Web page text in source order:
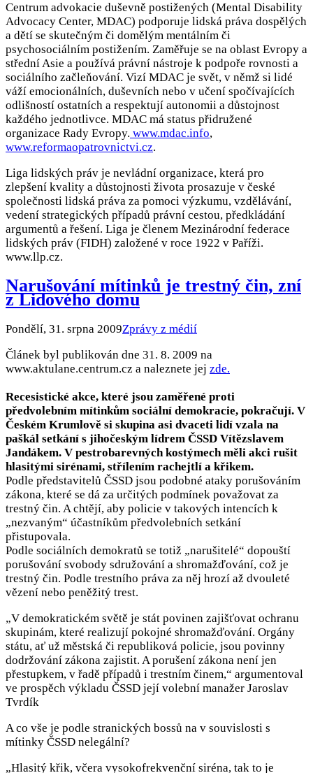
Centrum advokacie duševně postižených (Mental Disability
Advocacy Center, MDAC) podporuje lidská práva dospělých
a dětí se skutečným či domělým mentálním či
psychosociálním postižením. Zaměřuje se na oblast Evropy a
střední Asie a používá právní nástroje k podpoře rovnosti a
sociálního začleňování. Vizí MDAC je svět, v němž si lidé
váží emocionálních, duševních nebo v učení spočívajících
odlišností ostatních a respektují autonomii a důstojnost
každého jednotlivce. MDAC má status přidružené
organizace Rady Evropy. www.mdac.info,
www.reformaopatrovnictvi.cz.
Liga lidských práv je nevládní organizace, která pro
zlepšení kvality a důstojnosti života prosazuje v české
společnosti lidská práva za pomoci výzkumu, vzdělávání,
vedení strategických případů právní cestou, předkládání
argumentů a řešení. Liga je členem Mezinárodní federace
lidských práv (FIDH) založené v roce 1922 v Paříži.
www.llp.cz.
Narušování mítinků je trestný čin, zní
z Lidového domu
Pondělí, 31. srpna 2009Zprávy z médií
Článek byl publikován dne 31. 8. 2009 na
www.aktulane.centrum.cz a naleznete jej zde.
Recesistické akce, které jsou zaměřené proti
předvolebním mítinkům sociální demokracie, pokračují. V
Českém Krumlově si skupina asi dvaceti lidí vzala na
paškál setkání s jihočeským lídrem ČSSD Vítězslavem
Jandákem. V pestrobarevných kostýmech měli akci rušit
hlasitými sirénami, střílením rachejtlí a křikem.
Podle představitelů ČSSD jsou podobné ataky porušováním
zákona, které se dá za určitých podmínek považovat za
trestný čin. A chtějí, aby policie v takových intencích k
„nezvaným“ účastníkům předvolebních setkání
přistupovala.
Podle sociálních demokratů se totiž „narušitelé“ dopouští
porušování svobody sdružování a shromažďování, což je
trestný čin. Podle trestního práva za něj hrozí až dvouleté
vězení nebo peněžitý trest.
„V demokratickém světě je stát povinen zajišťovat ochranu
skupinám, které realizují pokojné shromažďování. Orgány
státu, ať už městská či republiková policie, jsou povinny
dodržování zákona zajistit. A porušení zákona není jen
přestupkem, v řadě případů i trestním činem,“ argumentoval
ve prospěch výkladu ČSSD její volební manažer Jaroslav
Tvrdík
A co vše je podle stranických bossů na v souvislosti s
mítinky ČSSD nelegální?
„Hlasitý křik, včera vysokofrekvenční siréna, tak to je